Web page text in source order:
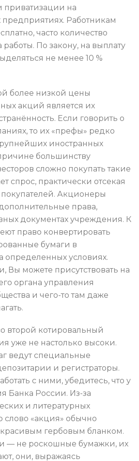
приватизации на
предприятиях. Работникам
часто количество
работы. По закону, на выплату
не менее 10 %
более низкой цены
акций является их
Если говорить о
то их «префы» редко
иностранных
большинству
сложно покупать такие
спрос, практически отсекая
Акционеры
права,
документах учреждения. К
право конвертировать
бумаги в
определенных условиях.
Вы можете присутствовать на
органа управления
и чего-то там даже
второй котировальный
уже не настолько высоки.
ведут специальные
и регистраторы.
с ними, убедитесь, что у
Банка России. Из-за
и литературных
слово «акция» обычно
красивым гербовым бланком.
— не роскошные бумажки, их
они, выражаясь